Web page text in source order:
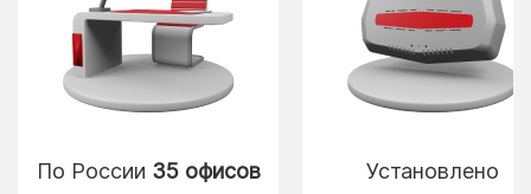
По России 35 офисов
Установлено